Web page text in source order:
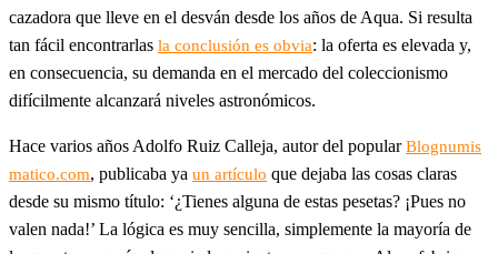
cazadora que lleve en el desván desde los años de Aqua. Si resulta
tan fácil encontrarlas la conclusión es obvia: la oferta es elevada y,
en consecuencia, su demanda en el mercado del coleccionismo
difícilmente alcanzará niveles astronómicos.
Hace varios años Adolfo Ruiz Calleja, autor del popularBlognumis
matico.com, publicaba ya un artículo que dejaba las cosas claras
desde su mismo título: ‘¿Tienes alguna de estas pesetas? ¡Pues no
valen nada!’ La lógica es muy sencilla, simplemente la mayoría de